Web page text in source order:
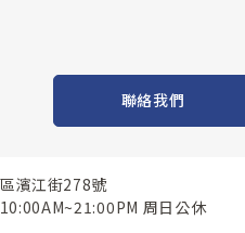
聯絡我們
濱江街278號
周日公休